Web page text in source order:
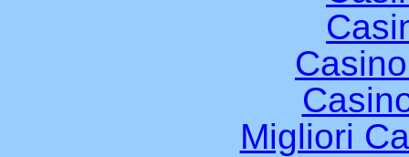
Migliori